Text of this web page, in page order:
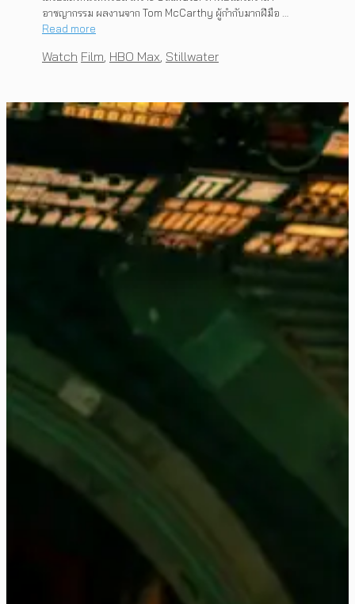
อาชญากรรม ผลงานจาก Tom McCarthy ผู้กำกับมากฝีมือ …
Read more
Categories
Watch Tags
Film HBO Max Stillwater